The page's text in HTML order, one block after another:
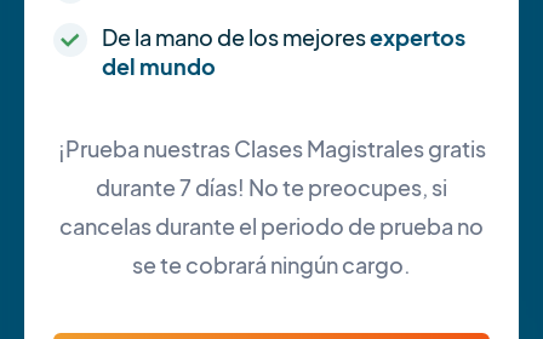
De la mano de los mejoresexpertos
del mundo
¡Prueba nuestras Clases Magistrales gratis
durante 7 días! No te preocupes, si
cancelas durante el periodo de prueba no
se te cobrará ningún cargo.